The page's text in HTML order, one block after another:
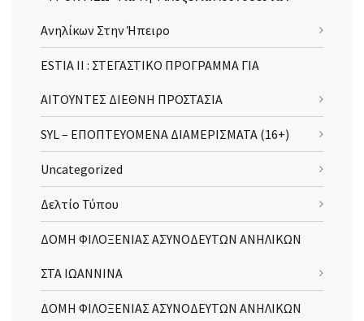
Ανηλίκων Στην Ήπειρο
ESTIA II : ΣΤΕΓΑΣΤΙΚΟ ΠΡΟΓΡΑΜΜΑ ΓΙΑ
ΑΙΤΟΥΝΤΕΣ ΔΙΕΘΝΗ ΠΡΟΣΤΑΣΙΑ
SYL – ΕΠΟΠΤΕΥΟΜΕΝΑ ΔΙΑΜΕΡΙΣΜΑΤΑ (16+)
Uncategorized
Δελτίο Τύπου
ΔΟΜΗ ΦΙΛΟΞΕΝΙΑΣ ΑΣΥΝΟΔΕΥΤΩΝ ΑΝΗΛΙΚΩΝ
ΣΤΑ ΙΩΑΝΝΙΝΑ
ΔΟΜΗ ΦΙΛΟΞΕΝΙΑΣ ΑΣΥΝΟΔΕΥΤΩΝ ΑΝΗΛΙΚΩΝ